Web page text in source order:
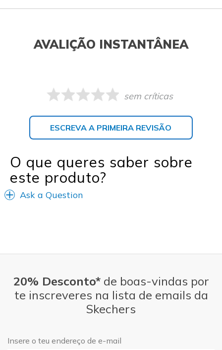
AVALIÇÃO INSTANTÂNEA
sem críticas
ESCREVA A PRIMEIRA REVISÃO
O que queres saber sobre
este produto?
Ask a Question
20% Desconto*de boas-vindas por
te inscreveres na lista de emails da
Skechers
Endereço de e-mail